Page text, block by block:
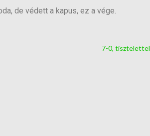
de védett a kapus, ez a vége.
7-0, tisztelettel